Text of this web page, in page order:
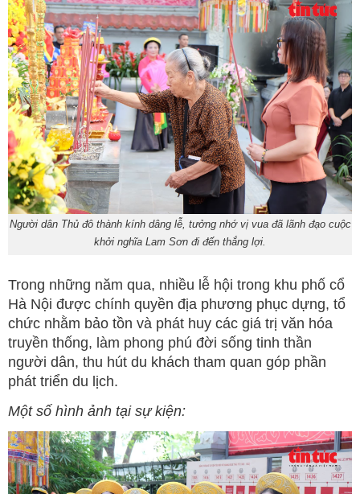
Người dân Thủ đô thành kính dâng lễ, tưởng nhớ vị vua đã lãnh đạo cuộc
khởi nghĩa Lam Sơn đi đến thắng lợi.
Trong những năm qua, nhiều lễ hội trong khu phố cổ
Hà Nội được chính quyền địa phương phục dựng, tổ
chức nhằm bảo tồn và phát huy các giá trị văn hóa
truyền thống, làm phong phú đời sống tinh thần
người dân, thu hút du khách tham quan góp phần
phát triển du lịch.
Một số hình ảnh tại sự kiện: